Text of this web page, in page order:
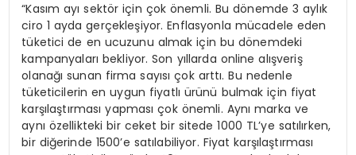
“Kasım ayı sektör için çok önemli. Bu dönemde 3 aylık
ciro 1 ayda gerçekleşiyor. Enflasyonla mücadele eden
tüketici de en ucuzunu almak için bu dönemdeki
kampanyaları bekliyor. Son yıllarda online alışveriş
olanağı sunan firma sayısı çok arttı. Bu nedenle
tüketicilerin en uygun fiyatlı ürünü bulmak için fiyat
karşılaştırması yapması çok önemli. Aynı marka ve
aynı özellikteki bir ceket bir sitede 1000 TL’ye satılırken,
bir diğerinde 1500’e satılabiliyor. Fiyat karşılaştırması